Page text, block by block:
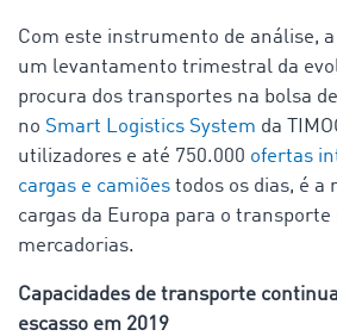
Com este instrumento de análise, a
um levantamento trimestral da
procura dos transportes na bolsa
no Smart Logistics System da
utilizadores e até 750.000 ofertas
cargas e camiões todos os dias, é a
cargas da Europa para o transporte
mercadorias.
Capacidades de transporte
escasso em 2019